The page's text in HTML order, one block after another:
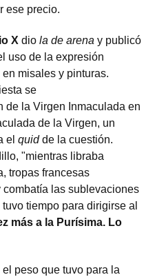
ese precio.
X dio la de arena y publicó
uso de la expresión
misales y pinturas.
se
de la Virgen Inmaculada en
de la Virgen, un
el quidde la cuestión.
"mientras libraba
tropas francesas
las sublevaciones
tiempo para dirigirse al
más a la Purísima. Lo
peso que tuvo para la